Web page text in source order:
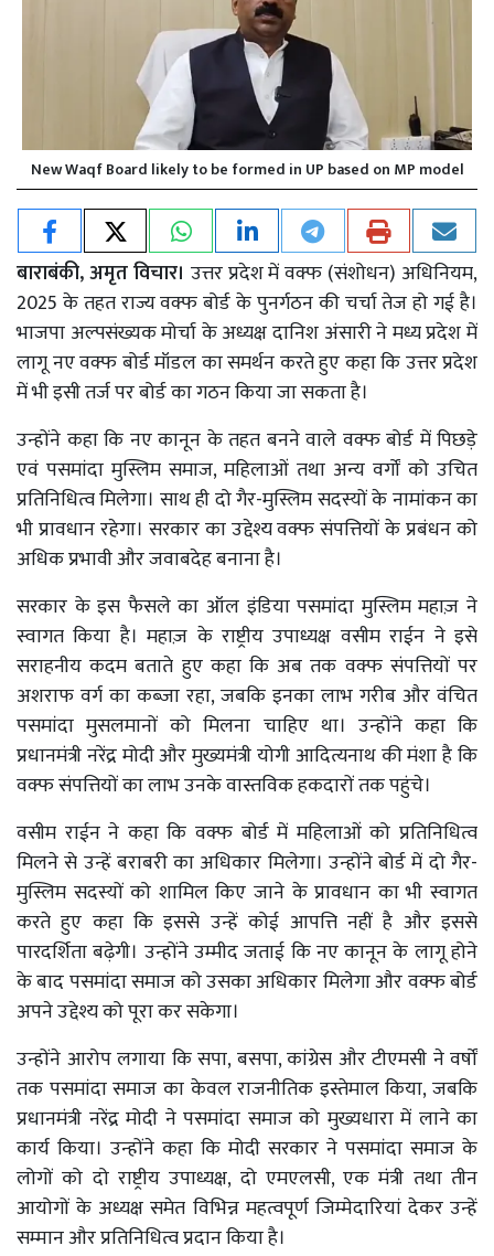
New Waqf Board likely to be formed in UP based on MP model
बाराबंकी, अमृत विचार। उत्तर प्रदेश में वक्फ (संशोधन) अधिनियम,
2025 के तहत राज्य वक्फ बोर्ड के पुनर्गठन की चर्चा तेज हो गई है।
भाजपा अल्पसंख्यक मोर्चा के अध्यक्ष दानिश अंसारी ने मध्य प्रदेश में
लागू नए वक्फ बोर्ड मॉडल का समर्थन करते हुए कहा कि उत्तर प्रदेश
में भी इसी तर्ज पर बोर्ड का गठन किया जा सकता है।
उन्होंने कहा कि नए कानून के तहत बनने वाले वक्फ बोर्ड में पिछड़े
एवं पसमांदा मुस्लिम समाज, महिलाओं तथा अन्य वर्गों को उचित
प्रतिनिधित्व मिलेगा। साथ ही दो गैर-मुस्लिम सदस्यों के नामांकन का
भी प्रावधान रहेगा। सरकार का उद्देश्य वक्फ संपत्तियों के प्रबंधन को
अधिक प्रभावी और जवाबदेह बनाना है।
सरकार के इस फैसले का ऑल इंडिया पसमांदा मुस्लिम महाज़ ने
स्वागत किया है। महाज़ के राष्ट्रीय उपाध्यक्ष वसीम राईन ने इसे
सराहनीय कदम बताते हुए कहा कि अब तक वक्फ संपत्तियों पर
अशराफ वर्ग का कब्जा रहा, जबकि इनका लाभ गरीब और वंचित
पसमांदा मुसलमानों को मिलना चाहिए था। उन्होंने कहा कि
प्रधानमंत्री नरेंद्र मोदी और मुख्यमंत्री योगी आदित्यनाथ की मंशा है कि
वक्फ संपत्तियों का लाभ उनके वास्तविक हकदारों तक पहुंचे।
वसीम राईन ने कहा कि वक्फ बोर्ड में महिलाओं को प्रतिनिधित्व
मिलने से उन्हें बराबरी का अधिकार मिलेगा। उन्होंने बोर्ड में दो गैर-
मुस्लिम सदस्यों को शामिल किए जाने के प्रावधान का भी स्वागत
करते हुए कहा कि इससे उन्हें कोई आपत्ति नहीं है और इससे
पारदर्शिता बढ़ेगी। उन्होंने उम्मीद जताई कि नए कानून के लागू होने
के बाद पसमांदा समाज को उसका अधिकार मिलेगा और वक्फ बोर्ड
अपने उद्देश्य को पूरा कर सकेगा।
उन्होंने आरोप लगाया कि सपा, बसपा, कांग्रेस और टीएमसी ने वर्षों
तक पसमांदा समाज का केवल राजनीतिक इस्तेमाल किया, जबकि
प्रधानमंत्री नरेंद्र मोदी ने पसमांदा समाज को मुख्यधारा में लाने का
कार्य किया। उन्होंने कहा कि मोदी सरकार ने पसमांदा समाज के
लोगों को दो राष्ट्रीय उपाध्यक्ष, दो एमएलसी, एक मंत्री तथा तीन
आयोगों के अध्यक्ष समेत विभिन्न महत्वपूर्ण जिम्मेदारियां देकर उन्हें
सम्मान और प्रतिनिधित्व प्रदान किया है।